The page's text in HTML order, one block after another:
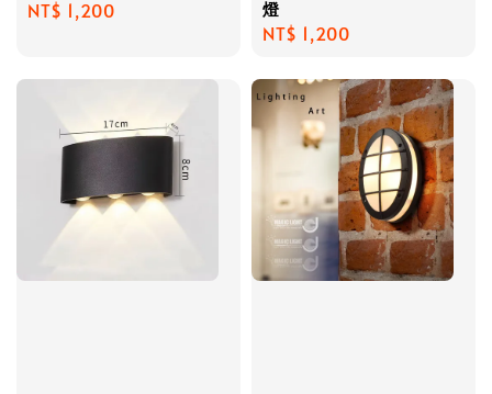
Regular
NT$ 1,200
燈
Regular
NT$ 1,200